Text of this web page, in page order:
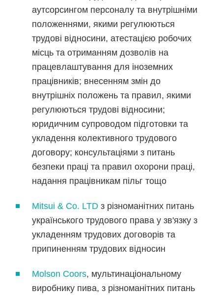
аутсорсингом персоналу та внутрішніми
положеннями, якими регулюються
трудові відносини, атестацією робочих
місць та отриманням дозволів на
працевлаштування для іноземних
працівників; внесенням змін до
внутрішніх положень та правил, якими
регулюються трудові відносини;
юридичним супроводом підготовки та
укладення колективного трудового
договору; консультаціями з питань
безпеки праці та правил охорони праці,
надання працівникам пільг тощо
Mitsui & Co. LTD з різноманітних питань
українського трудового права у зв'язку з
укладенням трудових договорів та
припиненням трудових відносин
Molson Coors, мультинаціональному
виробнику пива, з різноманітних питань